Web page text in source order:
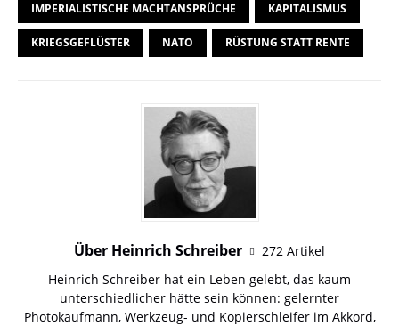
IMPERIALISTISCHE MACHTANSPRÜCHE KAPITALISMUS
KRIEGSGEFLÜSTER NATO RÜSTUNG STATT RENTE
Über Heinrich Schreiber
272 Artikel
Heinrich Schreiber hat ein Leben gelebt, das kaum
unterschiedlicher hätte sein können: gelernter
Photokaufmann, Werkzeug- und Kopierschleifer im Akkord,